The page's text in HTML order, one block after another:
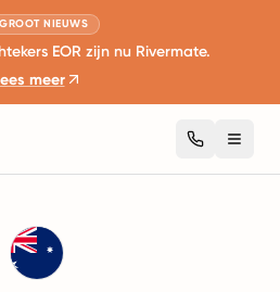
GROOT NIEUWS
EOR zijn nu Rivermate.
meer